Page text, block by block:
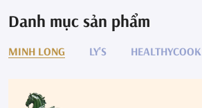
Danh mục sản phẩm
MINH LONG LY'S HEALTHYCOOK